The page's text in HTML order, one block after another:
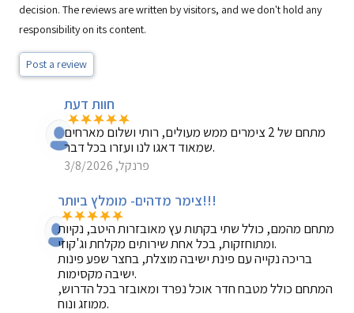
decision. The reviews are written by visitors, and we don't hold any
responsibility on its content.
Post a review
חוות דעת
מתחם של 2 צימרים ממש מעולים, רותי ושלום מארחים
שמאוד דאגו לנו ועזרו בכל דבר.
פרנקל, 3/8/2026
צימר מדהים- מומלץ ביותר!!!
מתחם מהמם, כולל שתי בקתות עץ מאובזרות היטב, נקיות
ומתוחזקות, בכל אחת שירותים מקלחת וג'קוזי.
בריכה נקייה עם פינת ישיבה מוצלת, בחצר שפע פינות
ישיבה מקסימות.
המתחם כולל מטבח חדר אוכל נפרד ומאובזר בכל הדרוש,
ממוזג ונוח.